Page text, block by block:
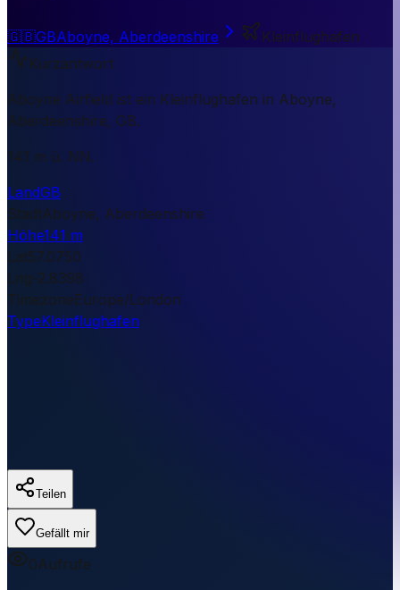
🇬🇧GBAboyne, Aberdeenshire
Kleinflughafen
Kurzantwort
Aboyne Airfield ist ein Kleinflughafen in Aboyne,
Aberdeenshire, GB.
141 m ü. NN.
LandGB
StadtAboyne, Aberdeenshire
Höhe141 m
Lat57.0750
Lng-2.8398
TimezoneEurope/London
TypeKleinflughafen
Teilen
Gefällt mir
0Aufrufe